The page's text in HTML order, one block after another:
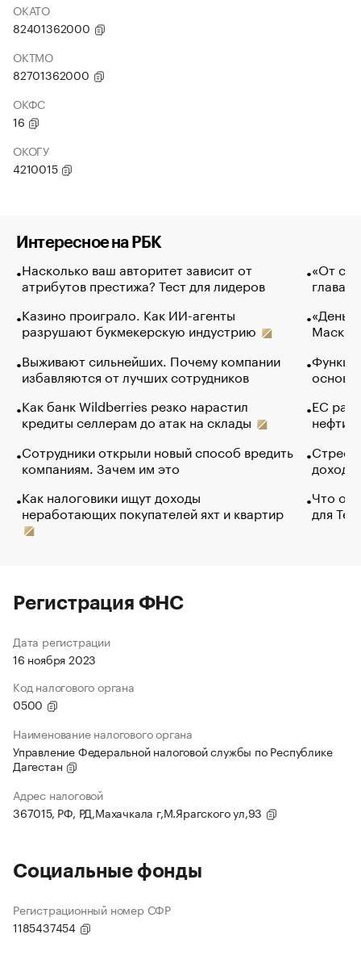
ОКАТО
82401362000
ОКТМО
82701362000
ОКФС
16
ОКОГУ
4210015
Интересное на РБК
Насколько ваш авторитет зависит от
атрибутов престижа? Тест для лидеров
Казино проиграло. Как ИИ-агенты
разрушают букмекерскую индустрию
Выживают сильнейших. Почему компании
избавляются от лучших сотрудников
Как банк Wildberries резко нарастил
кредиты селлерам до атак на склады
Сотрудники открыли новый способ вредить
компаниям. Зачем им это
Как налоговики ищут доходы
неработающих покупателей яхт и квартир
«От
глава
Маск в
основ
ЕС
нефти
Что
для
Регистрация ФНС
Дата регистрации
16 ноября 2023
Код налогового органа
0500
Наименование налогового органа
Управление Федеральной налоговой службы по Республике
Дагестан
Адрес налоговой
367015, РФ, РД,Махачкала г,М.Ярагского ул,93
Социальные фонды
Регистрационный номер СФР
1185437454